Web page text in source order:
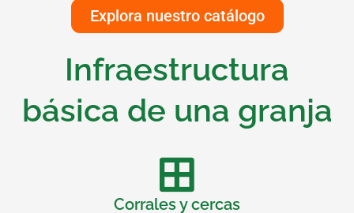
Explora nuestro catálogo
Infraestructura
básica de una granja
Corrales y cercas